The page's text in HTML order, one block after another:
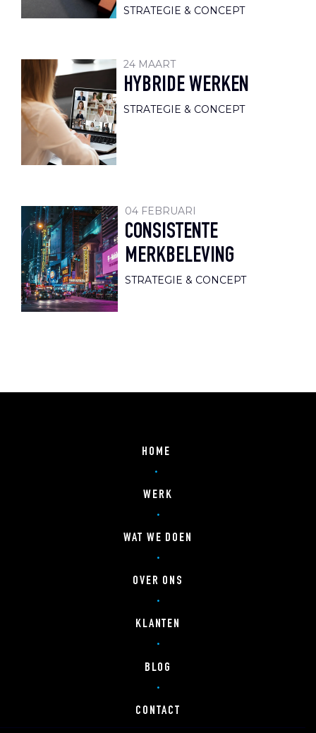
STRATEGIE & CONCEPT
24 MAART
STRATEGIE & CONCEPT
HYBRIDE WERKEN
04 FEBRUARI
STRATEGIE & CONCEPT
CONSISTENTE
MERKBELEVING
HOME
WERK
WAT WE DOEN
OVER ONS
KLANTEN
BLOG
CONTACT